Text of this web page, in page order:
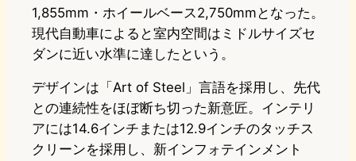
1,855mm・ホイールベース2,750mmとなった。
現代自動車によると室内空間はミドルサイズセ
ダンに近い水準に達したという。
デザインは「Art of Steel」言語を採用し、先代
との連続性をほぼ断ち切った新意匠。インテリ
アには14.6インチまたは12.9インチのタッチス
クリーンを採用し、新インフォテインメント